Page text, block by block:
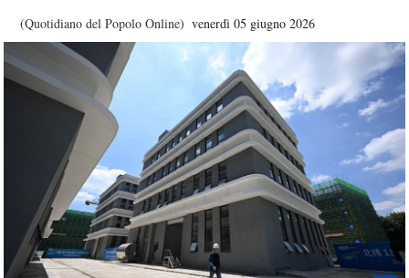
(Quotidiano del Popolo Online) venerdì 05 giugno 2026